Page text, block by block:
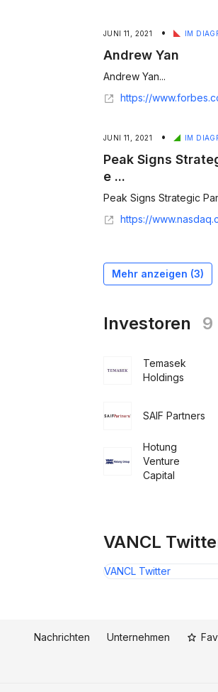
JUNI 11, 2021 • IM
Andrew Yan
Andrew Yan...
https://www.forbes.com/
JUNI 11, 2021 • IM
Peak Signs
e ...
Peak Signs Strategic
https://www.nasdaq.com/press-release/peak-signs-strategic-
Mehr anzeigen (3)
Investoren 9
Temasek
Holdings
SAIF Partners
Hotung
Venture
Capital
VANCL
VANCL Twitter
Nachrichten Unternehmen